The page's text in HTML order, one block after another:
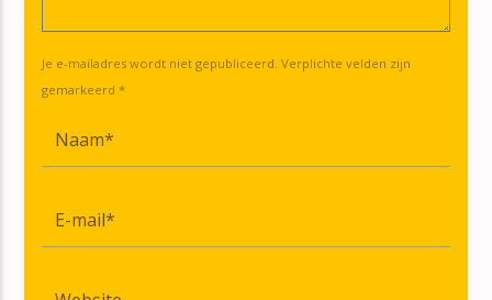
Je e-mailadres wordt niet gepubliceerd. Verplichte velden zijn
gemarkeerd *